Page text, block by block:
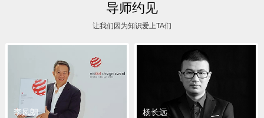
导师约见
让我们因为知识爱上TA们
李凤朗 杨长远